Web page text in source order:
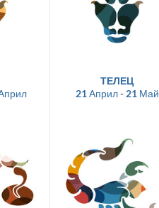
ТЕЛЕЦ
21 Април - 21 Май